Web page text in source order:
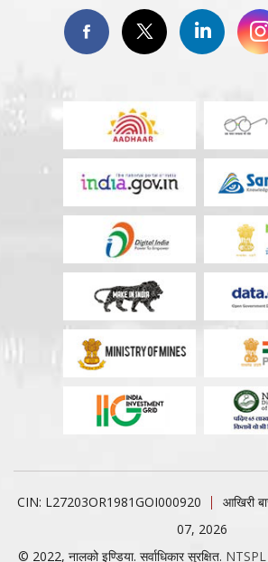
CIN: L27203OR1981GOI000920
आखिरी
07, 2026
© 2022, नालको इण्डिया. सर्वाधिकार सुरक्षित. NTSPL